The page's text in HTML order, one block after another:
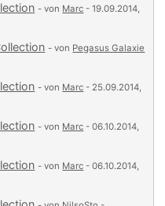
- von Marc - 19.09.2014,
- von Pegasus Galaxie
- von Marc - 25.09.2014,
- von Marc - 06.10.2014,
- von Marc - 06.10.2014,